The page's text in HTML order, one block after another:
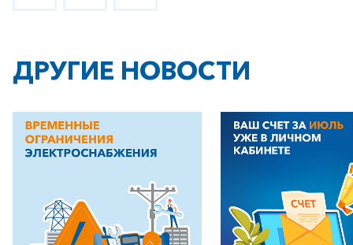
ДРУГИЕ НОВОСТИ